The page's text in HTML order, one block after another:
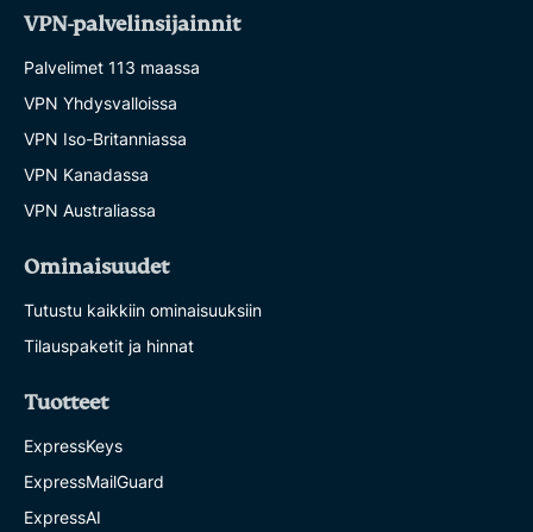
VPN-palvelinsijainnit
Palvelimet 113 maassa
VPN Yhdysvalloissa
VPN Iso-Britanniassa
VPN Kanadassa
VPN Australiassa
Ominaisuudet
Tutustu kaikkiin ominaisuuksiin
Tilauspaketit ja hinnat
Tuotteet
ExpressKeys
ExpressMailGuard
ExpressAI